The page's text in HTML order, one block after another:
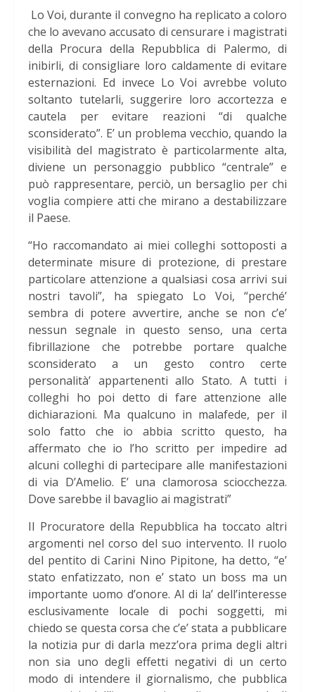
Lo Voi, durante il convegno ha replicato a coloro
che lo avevano accusato di censurare i magistrati
della Procura della Repubblica di Palermo, di
inibirli, di consigliare loro caldamente di evitare
esternazioni. Ed invece Lo Voi avrebbe voluto
soltanto tutelarli, suggerire loro accortezza e
cautela per evitare reazioni “di qualche
sconsiderato”. E’ un problema vecchio, quando la
visibilità del magistrato è particolarmente alta,
diviene un personaggio pubblico “centrale” e
può rappresentare, perciò, un bersaglio per chi
voglia compiere atti che mirano a destabilizzare
il Paese.
“Ho raccomandato ai miei colleghi sottoposti a
determinate misure di protezione, di prestare
particolare attenzione a qualsiasi cosa arrivi sui
nostri tavoli”, ha spiegato Lo Voi, “perché’
sembra di potere avvertire, anche se non c’e’
nessun segnale in questo senso, una certa
fibrillazione che potrebbe portare qualche
sconsiderato a un gesto contro certe
personalità’ appartenenti allo Stato. A tutti i
colleghi ho poi detto di fare attenzione alle
dichiarazioni. Ma qualcuno in malafede, per il
solo fatto che io abbia scritto questo, ha
affermato che io l’ho scritto per impedire ad
alcuni colleghi di partecipare alle manifestazioni
di via D’Amelio. E’ una clamorosa sciocchezza.
Dove sarebbe il bavaglio ai magistrati”
Il Procuratore della Repubblica ha toccato altri
argomenti nel corso del suo intervento. Il ruolo
del pentito di Carini Nino Pipitone, ha detto, “e’
stato enfatizzato, non e’ stato un boss ma un
importante uomo d’onore. Al di la’ dell’interesse
esclusivamente locale di pochi soggetti, mi
chiedo se questa corsa che c’e’ stata a pubblicare
la notizia pur di darla mezz’ora prima degli altri
non sia uno degli effetti negativi di un certo
modo di intendere il giornalismo, che pubblica